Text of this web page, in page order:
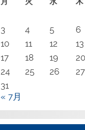
3
4 5 6
10
11 12 13
17
18 19 20
24
25 26 27
31
« 7月